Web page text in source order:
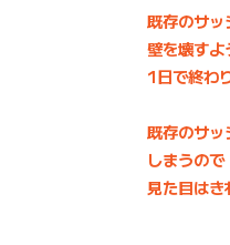
既存のサッ
壁を壊すよ
1日で終わ
既存のサ
しまうので
見た目はき